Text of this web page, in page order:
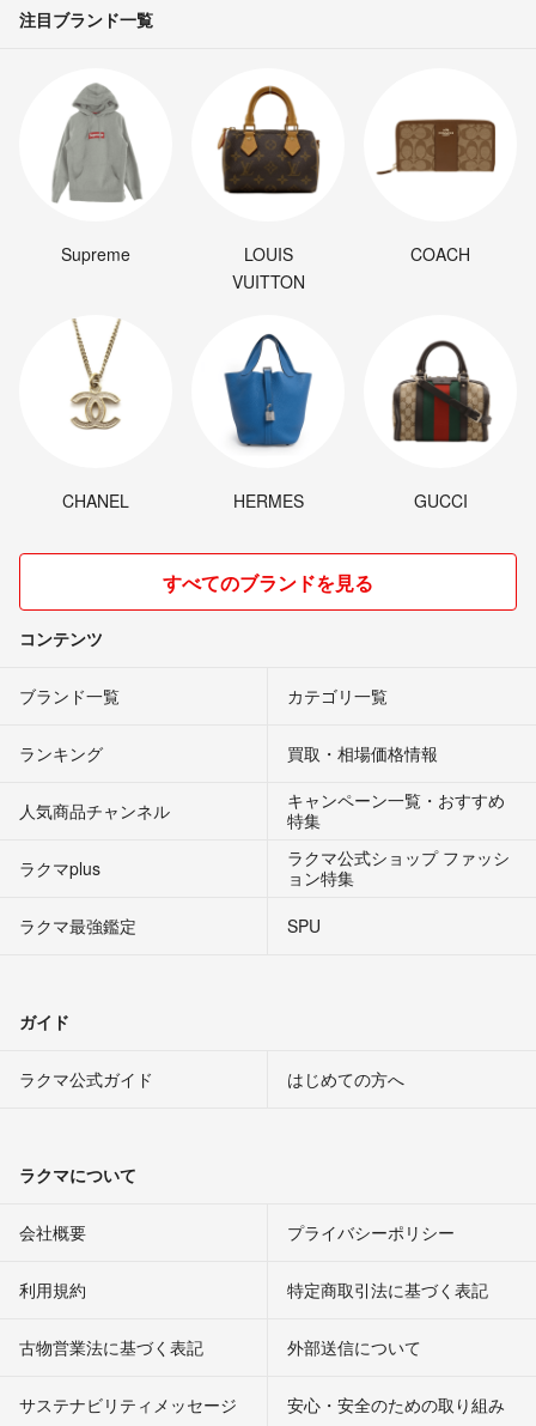
注目ブランド一覧
Supreme
LOUIS
VUITTON
COACH
CHANEL HERMES GUCCI
すべてのブランドを見る
コンテンツ
ブランド一覧 カテゴリ一覧
ランキング 買取・相場価格情報
人気商品チャンネル
キャンペーン一覧・おすすめ
特集
ラクマplus
ラクマ公式ショップ ファッシ
ョン特集
ラクマ最強鑑定
SPU
ガイド
ラクマ公式ガイド はじめての方へ
ラクマについて
会社概要 プライバシーポリシー
利用規約 特定商取引法に基づく表記
古物営業法に基づく表記 外部送信について
サステナビリティメッセージ 安心・安全のための取り組み